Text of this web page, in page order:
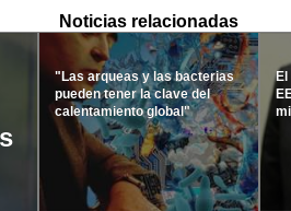
Noticias relacionadas
"Las arqueas y las bacterias
pueden tener la clave del
calentamiento global"
El